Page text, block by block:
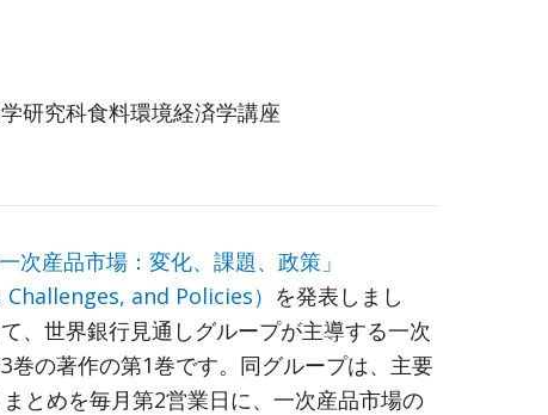
研究科食料環境経済学講座
次産品市場：変化、課題、政策」
and Policies） を発表しまし
、世界銀行見通しグループが主導する一次
巻の著作の第1巻です。同グループは、主要
とめを毎月第2営業日に、一次産品市場の